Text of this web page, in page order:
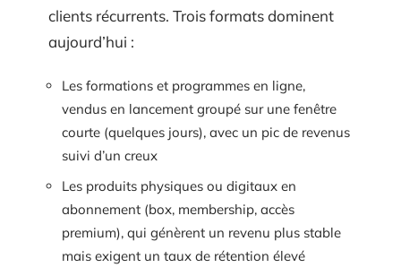
clients récurrents. Trois formats dominent
aujourd’hui :
Les formations et programmes en ligne,
vendus en lancement groupé sur une fenêtre
courte (quelques jours), avec un pic de revenus
suivi d’un creux
Les produits physiques ou digitaux en
abonnement (box, membership, accès
premium), qui génèrent un revenu plus stable
mais exigent un taux de rétention élevé